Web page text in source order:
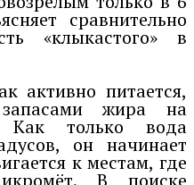
сравнительно
«клыкастого» в
активно питается,
запасами жира на
Как только вода
он начинает
к местам, где